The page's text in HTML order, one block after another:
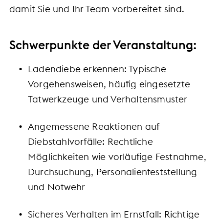
damit Sie und Ihr Team vorbereitet sind.
Schwerpunkte der Veranstaltung:
Ladendiebe erkennen: Typische
Vorgehensweisen, häufig eingesetzte
Tatwerkzeuge und Verhaltensmuster
Angemessene Reaktionen auf
Diebstahlvorfälle: Rechtliche
Möglichkeiten wie vorläufige Festnahme,
Durchsuchung, Personalienfeststellung
und Notwehr
Sicheres Verhalten im Ernstfall: Richtige